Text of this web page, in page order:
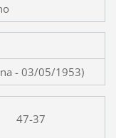
- 03/05/1953)
47-37